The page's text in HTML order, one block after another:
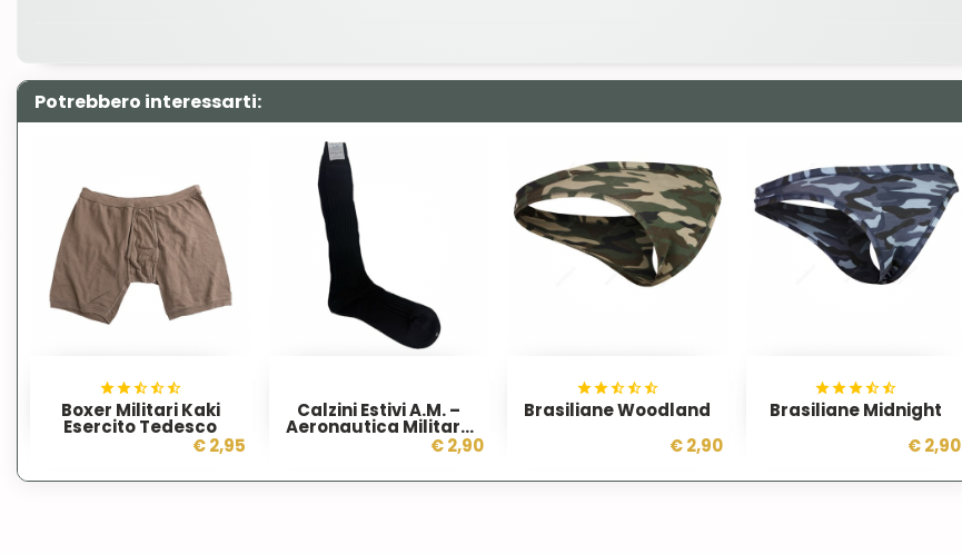
Potrebbero interessarti:
Boxer Militari Kaki
Esercito Tedesco
€ 2,95
Calzini Estivi A.M. –
Aeronautica Militare
€ 2,90
Brasiliane Woodland
€ 2,90
Brasiliane Midnight
€ 2,90